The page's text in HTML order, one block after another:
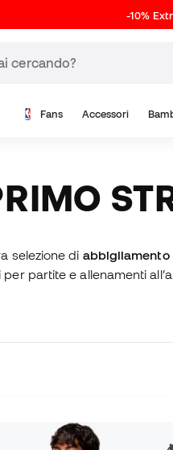
-10%
Fans Accessori
selezione di
partite e allenamenti